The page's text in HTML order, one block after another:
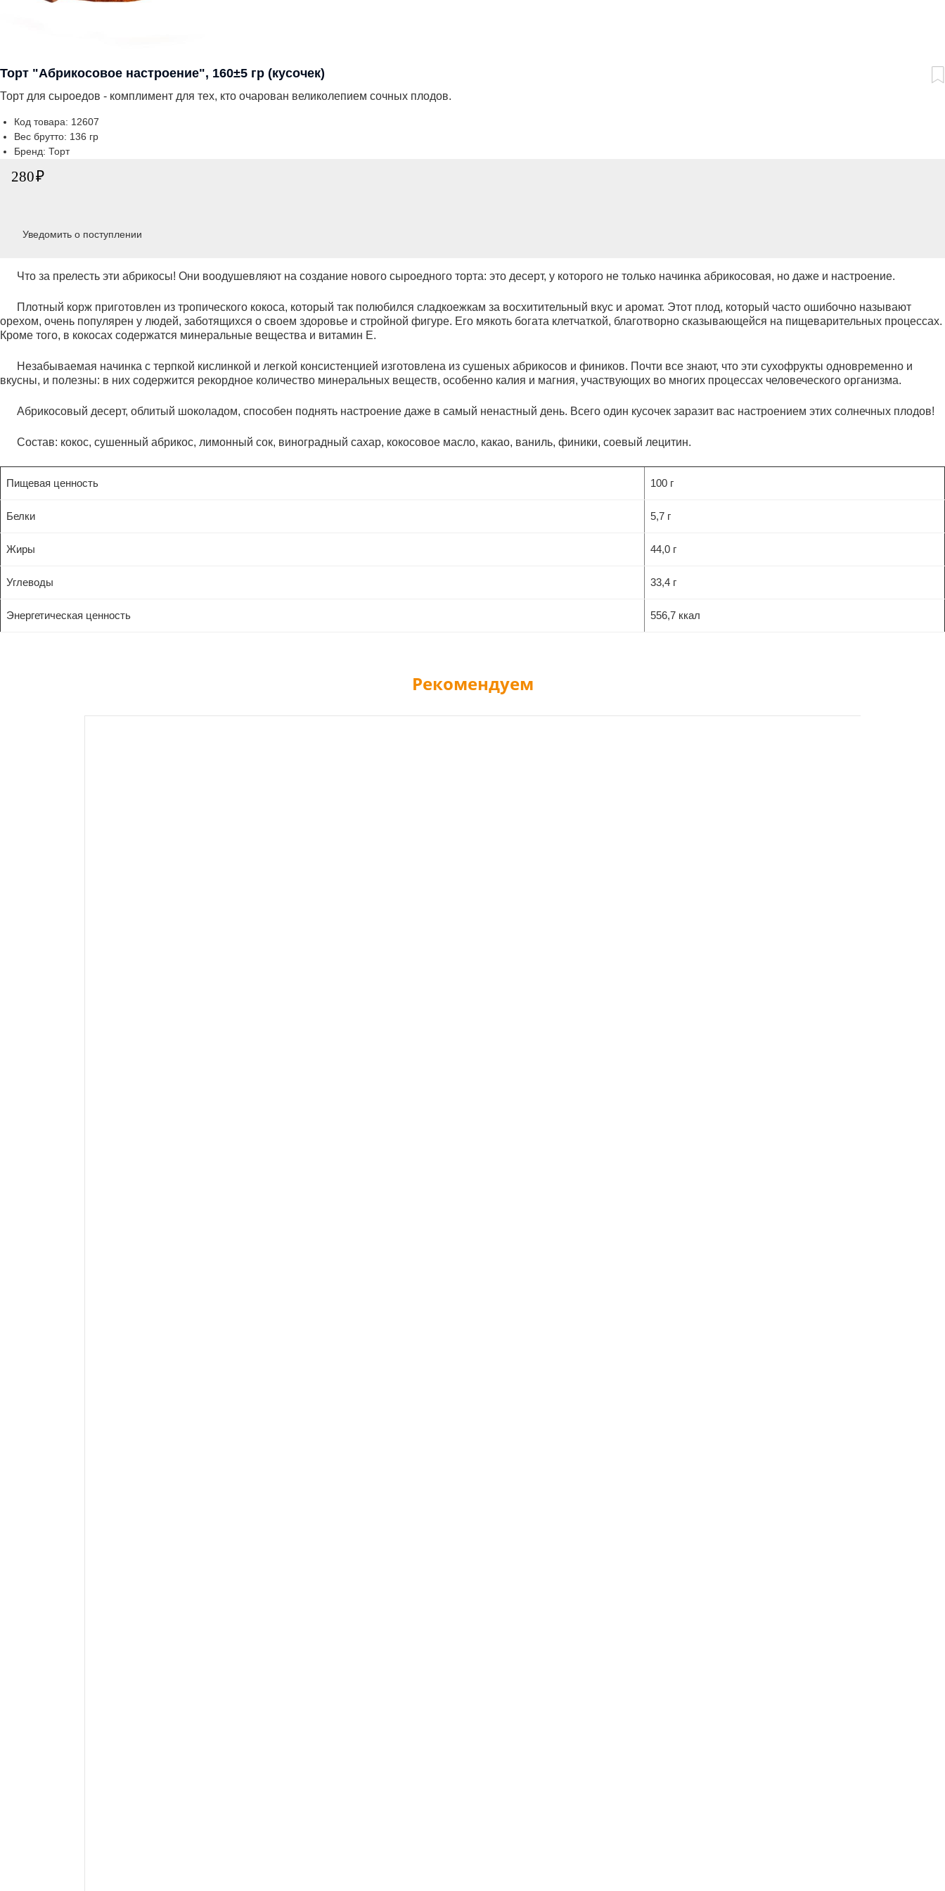
Торт "Абрикосовое настроение", 160±5 гр (кусочек)
Торт для сыроедов - комплимент для тех, кто очарован великолепием сочных плодов.
Код товара: 12607
Вес брутто: 136 гр
Бренд: Торт
280
Уведомить о поступлении
Что за прелесть эти абрикосы! Они воодушевляют на создание нового сыроедного торта: это десерт, у которого не только начинка абрикосовая, но даже и настроение.
Плотный корж приготовлен из тропического кокоса, который так полюбился сладкоежкам за восхитительный вкус и аромат. Этот плод, который часто ошибочно называют
орехом, очень популярен у людей, заботящихся о своем здоровье и стройной фигуре. Его мякоть богата клетчаткой, благотворно сказывающейся на пищеварительных процессах.
Кроме того, в кокосах содержатся минеральные вещества и витамин Е.
Незабываемая начинка с терпкой кислинкой и легкой консистенцией изготовлена из сушеных абрикосов и фиников. Почти все знают, что эти сухофрукты одновременно и
вкусны, и полезны: в них содержится рекордное количество минеральных веществ, особенно калия и магния, участвующих во многих процессах человеческого организма.
Абрикосовый десерт, облитый шоколадом, способен поднять настроение даже в самый ненастный день. Всего один кусочек заразит вас настроением этих солнечных плодов!
Состав: кокос, сушенный абрикос, лимонный сок, виноградный сахар, кокосовое масло, какао, ваниль, финики, соевый лецитин.
Пищевая ценность 100 г
Белки 5,7 г
Жиры 44,0 г
Углеводы 33,4 г
Энергетическая ценность 556,7 ккал
Рекомендуем